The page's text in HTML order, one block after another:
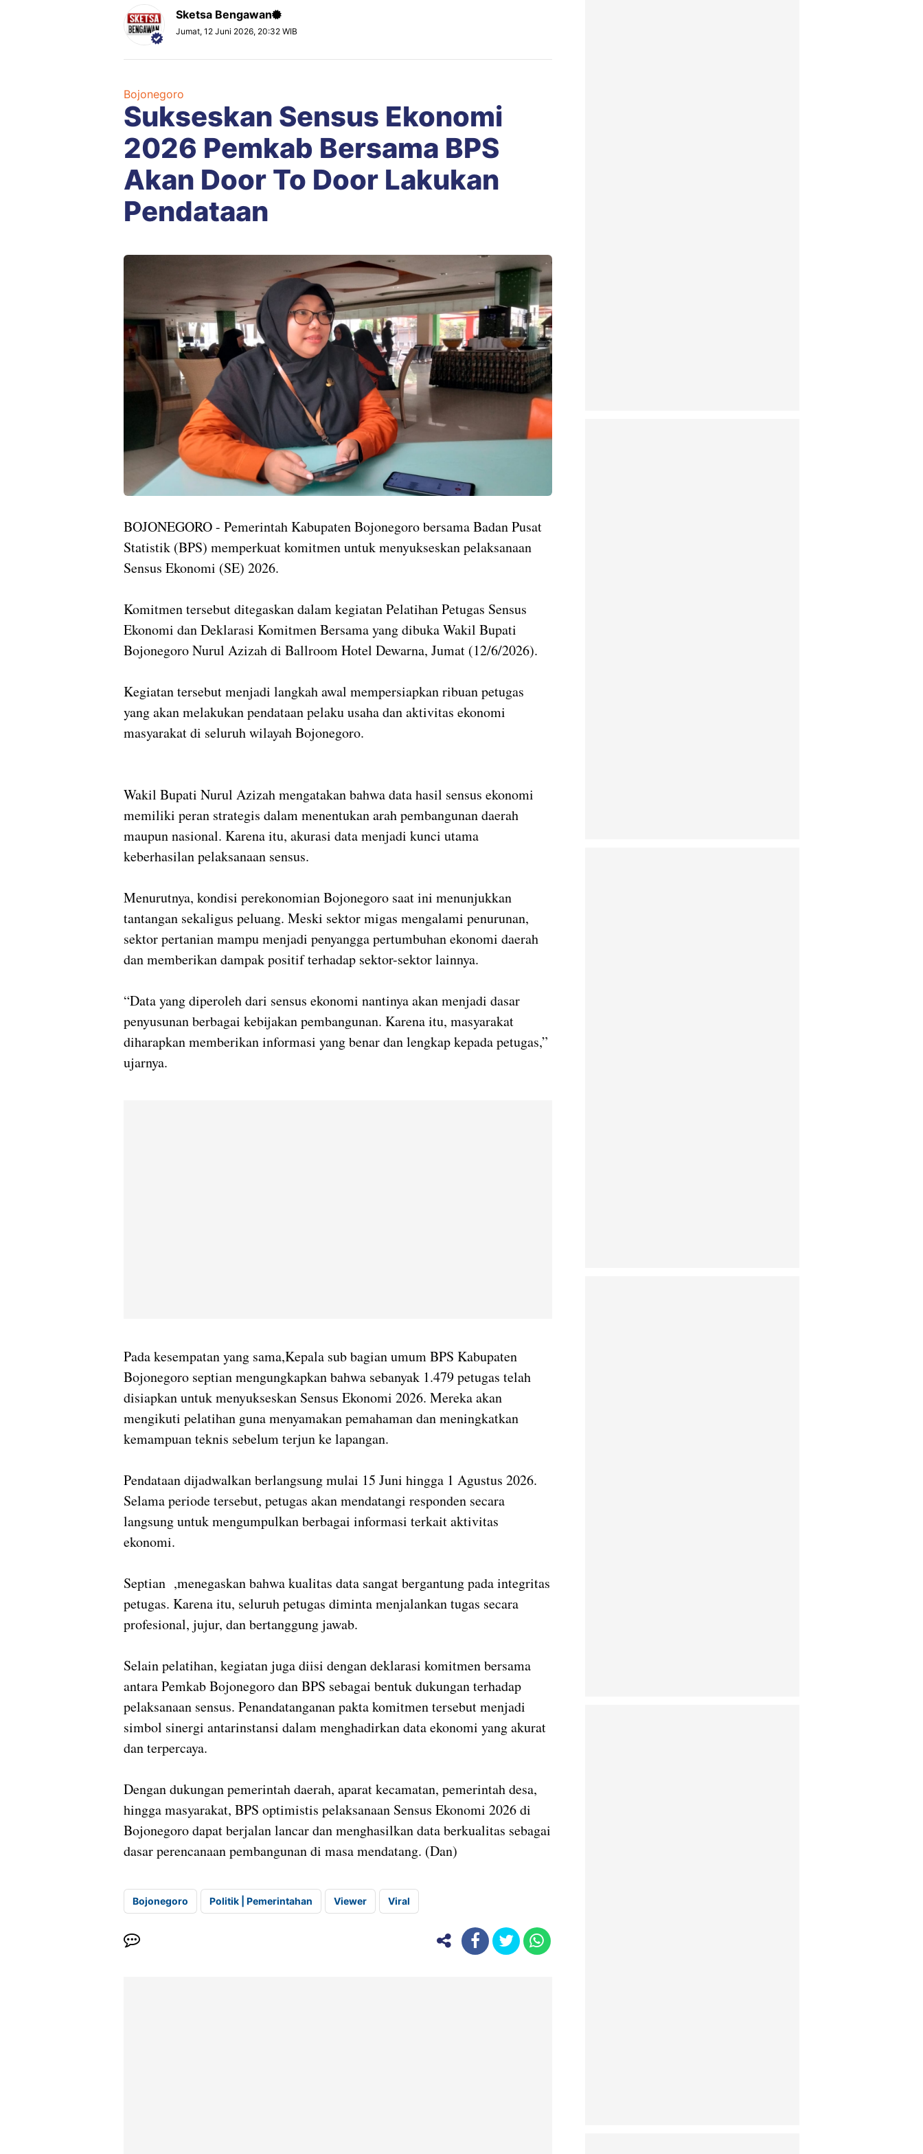
Sketsa Bengawan
Jumat, 12 Juni 2026, 20:32 WIB
Bojonegoro
Sukseskan Sensus Ekonomi
2026 Pemkab Bersama BPS
Akan Door To Door Lakukan
Pendataan
BOJONEGORO - Pemerintah Kabupaten Bojonegoro bersama Badan Pusat
Statistik (BPS) memperkuat komitmen untuk menyukseskan pelaksanaan
Sensus Ekonomi (SE) 2026.
Komitmen tersebut ditegaskan dalam kegiatan Pelatihan Petugas Sensus
Ekonomi dan Deklarasi Komitmen Bersama yang dibuka Wakil Bupati
Bojonegoro Nurul Azizah di Ballroom Hotel Dewarna, Jumat (12/6/2026).
Kegiatan tersebut menjadi langkah awal mempersiapkan ribuan petugas
yang akan melakukan pendataan pelaku usaha dan aktivitas ekonomi
masyarakat di seluruh wilayah Bojonegoro.
Wakil Bupati Nurul Azizah mengatakan bahwa data hasil sensus ekonomi
memiliki peran strategis dalam menentukan arah pembangunan daerah
maupun nasional. Karena itu, akurasi data menjadi kunci utama
keberhasilan pelaksanaan sensus.
Menurutnya, kondisi perekonomian Bojonegoro saat ini menunjukkan
tantangan sekaligus peluang. Meski sektor migas mengalami penurunan,
sektor pertanian mampu menjadi penyangga pertumbuhan ekonomi daerah
dan memberikan dampak positif terhadap sektor-sektor lainnya.
“Data yang diperoleh dari sensus ekonomi nantinya akan menjadi dasar
penyusunan berbagai kebijakan pembangunan. Karena itu, masyarakat
diharapkan memberikan informasi yang benar dan lengkap kepada petugas,”
ujarnya.
Pada kesempatan yang sama,Kepala sub bagian umum BPS Kabupaten
Bojonegoro septian mengungkapkan bahwa sebanyak 1.479 petugas telah
disiapkan untuk menyukseskan Sensus Ekonomi 2026. Mereka akan
mengikuti pelatihan guna menyamakan pemahaman dan meningkatkan
kemampuan teknis sebelum terjun ke lapangan.
Pendataan dijadwalkan berlangsung mulai 15 Juni hingga 1 Agustus 2026.
Selama periode tersebut, petugas akan mendatangi responden secara
langsung untuk mengumpulkan berbagai informasi terkait aktivitas
ekonomi.
Septian ,menegaskan bahwa kualitas data sangat bergantung pada integritas
petugas. Karena itu, seluruh petugas diminta menjalankan tugas secara
profesional, jujur, dan bertanggung jawab.
Selain pelatihan, kegiatan juga diisi dengan deklarasi komitmen bersama
antara Pemkab Bojonegoro dan BPS sebagai bentuk dukungan terhadap
pelaksanaan sensus. Penandatanganan pakta komitmen tersebut menjadi
simbol sinergi antarinstansi dalam menghadirkan data ekonomi yang akurat
dan terpercaya.
Dengan dukungan pemerintah daerah, aparat kecamatan, pemerintah desa,
hingga masyarakat, BPS optimistis pelaksanaan Sensus Ekonomi 2026 di
Bojonegoro dapat berjalan lancar dan menghasilkan data berkualitas sebagai
dasar perencanaan pembangunan di masa mendatang. (Dan)
Bojonegoro Politik | Pemerintahan Viewer Viral